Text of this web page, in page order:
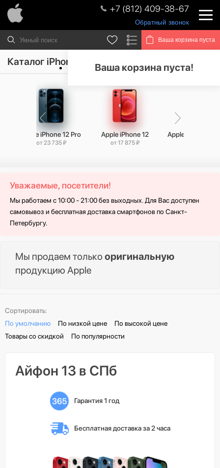
+7 (812) 409-38-67
Обратный звонок
Ваша корзина пуста
Ваша корзина пуста!
Каталог iPhone 13
Apple iPhone 12 Pro
от 23 735 ₽
Apple iPhone 12
от 17 875 ₽
Apple iPhone 12
Уважаемые, посетители!
Мы работаем с 10:00 - 21:00 без выходных. Для Вас доступен
самовывоз и бесплатная доставка смартфонов по Санкт-
Петербургу.
Мы продаем только оригинальную
продукцию Apple
Сортировать:
По умолчанию
По низкой цене
По высокой цене
Товары со скидкой
По популярности
Айфон 13 в СПб
Гарантия 1 год
Бесплатная доставка за 2 часа